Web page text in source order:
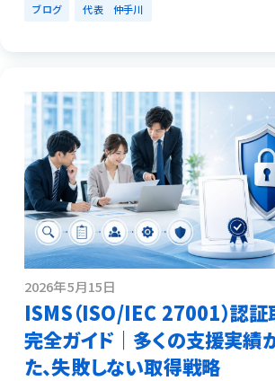
ブログ 代表 仲手川
2026年5月15日
ISMS（ISO/IEC 27001）認
完全ガイド｜多くの支援実績
た、失敗しない取得戦略